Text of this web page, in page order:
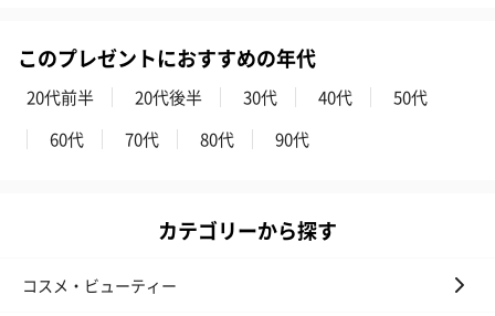
このプレゼントにおすすめの年代
20代前半 20代後半 30代 40代
50代
60代
70代 80代 90代
カテゴリーから探す
コスメ・ビューティー